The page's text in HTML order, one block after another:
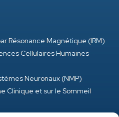
Résonance Magnétique (IRM)
Cellulaires Humaines
Neuronaux (NMP)
Clinique et sur le Sommeil